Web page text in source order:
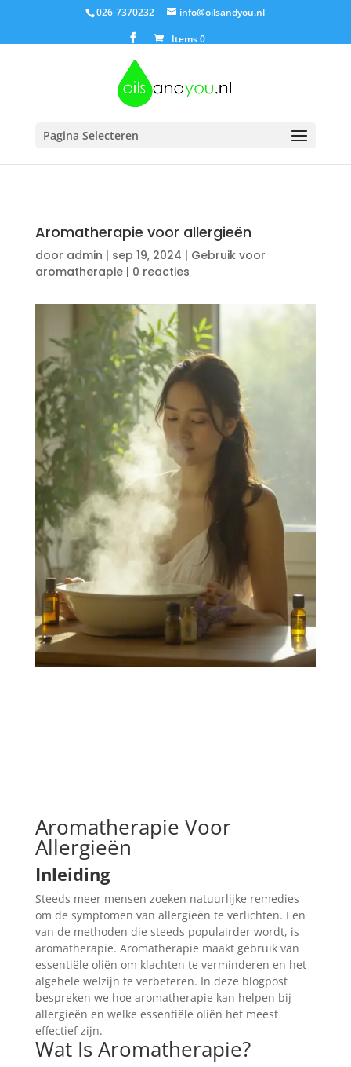
026-7370232
info@oilsandyou.nl
Items 0
Pagina Selecteren
Aromatherapie voor allergieën
door admin | sep 19, 2024 | Gebruik voor
aromatherapie| 0 reacties
Aromatherapie Voor
Allergieën
Inleiding
Steeds meer mensen zoeken natuurlijke remedies
om de symptomen van allergieën te verlichten. Een
van de methoden die steeds populairder wordt, is
aromatherapie. Aromatherapie maakt gebruik van
essentiële oliën om klachten te verminderen en het
algehele welzijn te verbeteren. In deze blogpost
bespreken we hoe aromatherapie kan helpen bij
allergieën en welke essentiële oliën het meest
effectief zijn.
Wat Is Aromatherapie?